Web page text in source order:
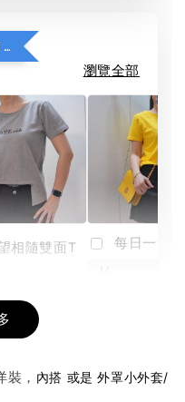
加購 MIT防曬透氣棉T 只要190元
瀏覽全部
相隨雙面T
-
每日一笑
， 內搭 或是 外罩小外套/